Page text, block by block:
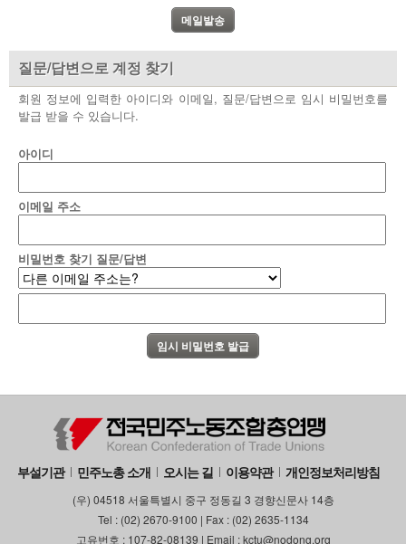
질문/답변으로 계정 찾기
회원 정보에 입력한 아이디와 이메일, 질문/답변으로 임시 비밀번호를
발급 받을 수 있습니다.
아이디
이메일 주소
비밀번호 찾기 질문/답변
부설기관 민주노총 소개 오시는 길 이용약관 개인정보처리방침
(우) 04518 서울특별시 중구 정동길 3 경향신문사 14층
Tel : (02) 2670-9100 | Fax : (02) 2635-1134
고유번호 : 107-82-08139 | Email : kctu@nodong.org
- 카드뉴스
부설기관